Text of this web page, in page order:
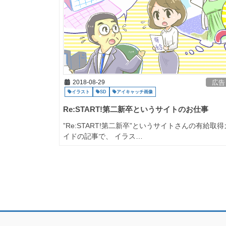
2018-08-29 広告
イラスト SD アイキャッチ画像
Re:START!第二新卒というサイトのお仕事
”Re:START!第二新卒”というサイトさんの有給取得
イドの記事で、 イラス…